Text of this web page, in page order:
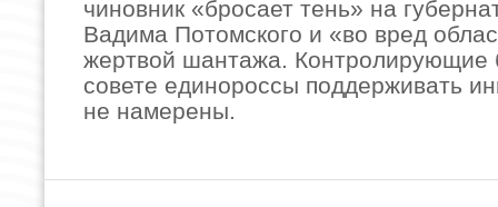
чиновник «бросает тень» на
Вадима Потомского и «во вред
жертвой шантажа. Контролирующие
совете единороссы поддерживать
не намерены.